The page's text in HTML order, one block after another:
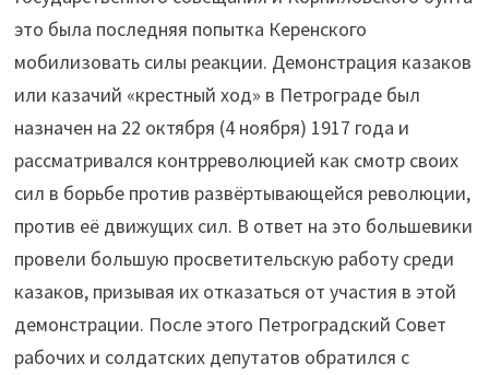
это была последняя попытка Керенского
мобилизовать силы реакции. Демонстрация казаков
или казачий «крестный ход» в Петрограде был
назначен на 22 октября (4 ноября) 1917 года и
рассматривался контрреволюцией как смотр своих
сил в борьбе против развёртывающейся революции,
против её движущих сил. В ответ на это большевики
провели большую просветительскую работу среди
казаков, призывая их отказаться от участия в этой
демонстрации. После этого Петроградский Совет
рабочих и солдатских депутатов обратился с